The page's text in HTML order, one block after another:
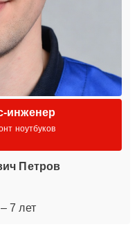
инженер
ноутбуков
Петров
7 лет